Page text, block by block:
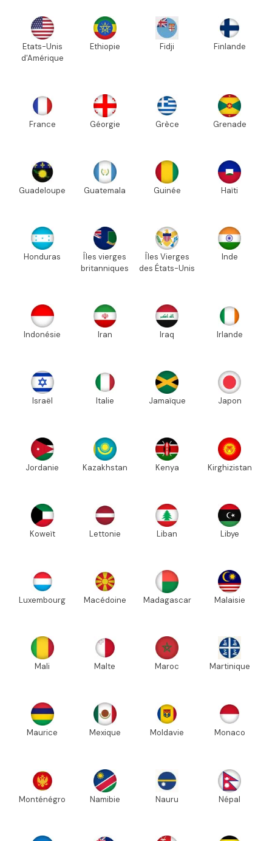
Etats-Unis
d'Amérique
Ethiopie Fidji Finlande
France Géorgie Grèce Grenade
Guadeloupe Guatemala Guinée Haïti
Honduras
Îles vierges
britanniques
Îles Vierges
des États-Unis
Inde
Indonésie Iran Iraq Irlande
Israël Italie Jamaïque Japon
Jordanie Kazakhstan Kenya Kirghizistan
Koweït Lettonie Liban Libye
Luxembourg Macédoine Madagascar Malaisie
Mali Malte Maroc Martinique
Maurice Mexique Moldavie Monaco
Monténégro Namibie Nauru Népal